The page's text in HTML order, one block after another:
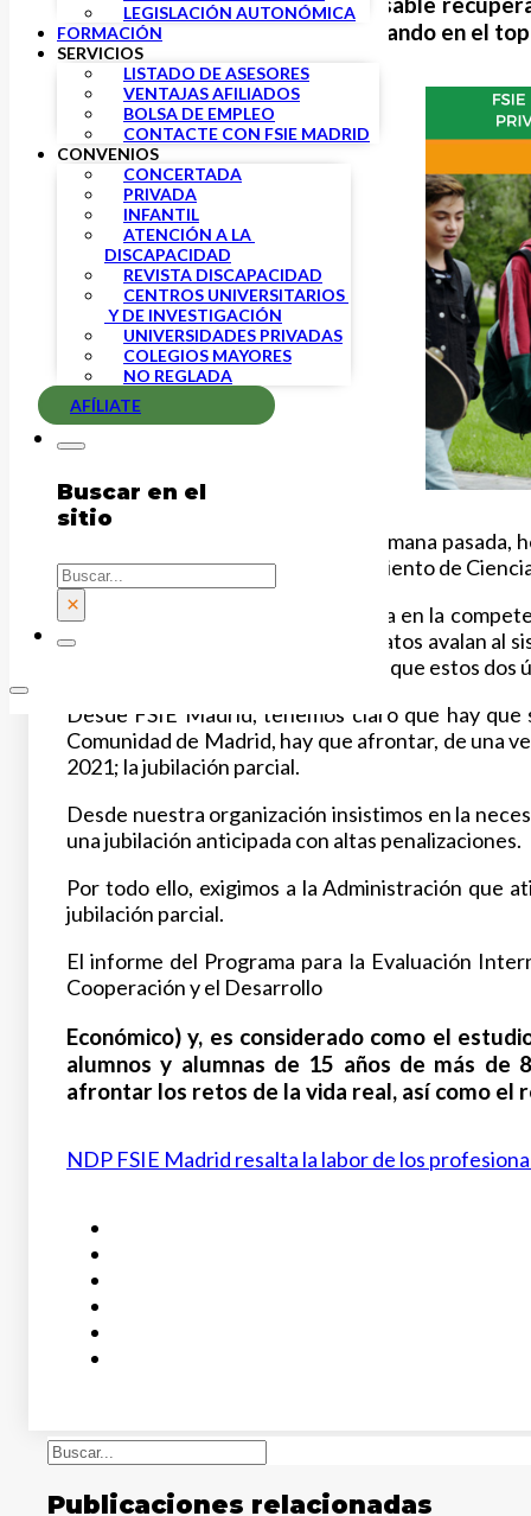
LEGISLACIÓN AUTONÓMICA
FORMACIÓN
SERVICIOS
LISTADO DE ASESORES
VENTAJAS AFILIADOS
BOLSA DE EMPLEO
CONTACTE CON FSIE MADRID
CONVENIOS
CONCERTADA
PRIVADA
INFANTIL
ATENCIÓN A LA
DISCAPACIDAD
REVISTA DISCAPACIDAD
CENTROS UNIVERSITARIOS
Y DE INVESTIGACIÓN
UNIVERSIDADES PRIVADAS
COLEGIOS MAYORES
NO REGLADA
AFÍLIATE
Buscar en el
sitio
Buscar
×
puntos la media de España, entrando en el
En el Informe PISA, publicado la semana
Informe en las pruebas de conocimiento de
Madrid ha escalado y se sitúa sexta en la
mundiales como Finlandia. Estos datos avalan al
concertada y privada. Recordemos que estos
Desde FSIE Madrid, tenemos claro que hay
Comunidad de Madrid, hay que afrontar, de una
2021; la jubilación parcial.
Desde nuestra organización insistimos en la
una jubilación anticipada con altas penalizaciones.
Por todo ello, exigimos a la Administración que
jubilación parcial.
El informe del Programa para la Evaluación
Cooperación y el Desarrollo
Económico) y, es considerado como el
alumnos y alumnas de 15 años de más de
afrontar los retos de la vida real, así como
NDP FSIE Madrid resalta la labor de los
Buscar
Publicaciones relacionadas